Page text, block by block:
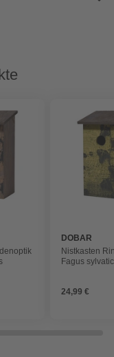
DOBAR
Nistkasten
Fagus
24,99 €